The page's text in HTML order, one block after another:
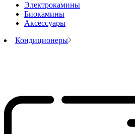
Электрокамины
Биокамины
Аксессуары
Кондиционеры